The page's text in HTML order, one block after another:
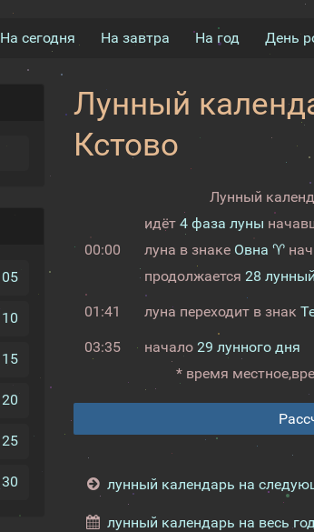
На сегодня На завтра На год День
05
10
15
20
25
30
Лунный
Кстово
Лунный
00:00
идёт 4 фаза луны
луна в знаке Овна ♈
продолжается 28
01:41 луна переходит в знак
03:35 начало 29 лунного дня
* время местное,
лунный календарь на
лунный календарь на весь